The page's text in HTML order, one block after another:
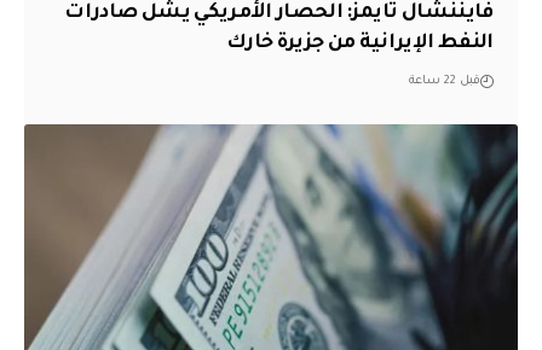
فايننشال تايمز: الحصار الأمريكي يشل صادرات
النفط الإيرانية من جزيرة خارك
قبل 22 ساعة